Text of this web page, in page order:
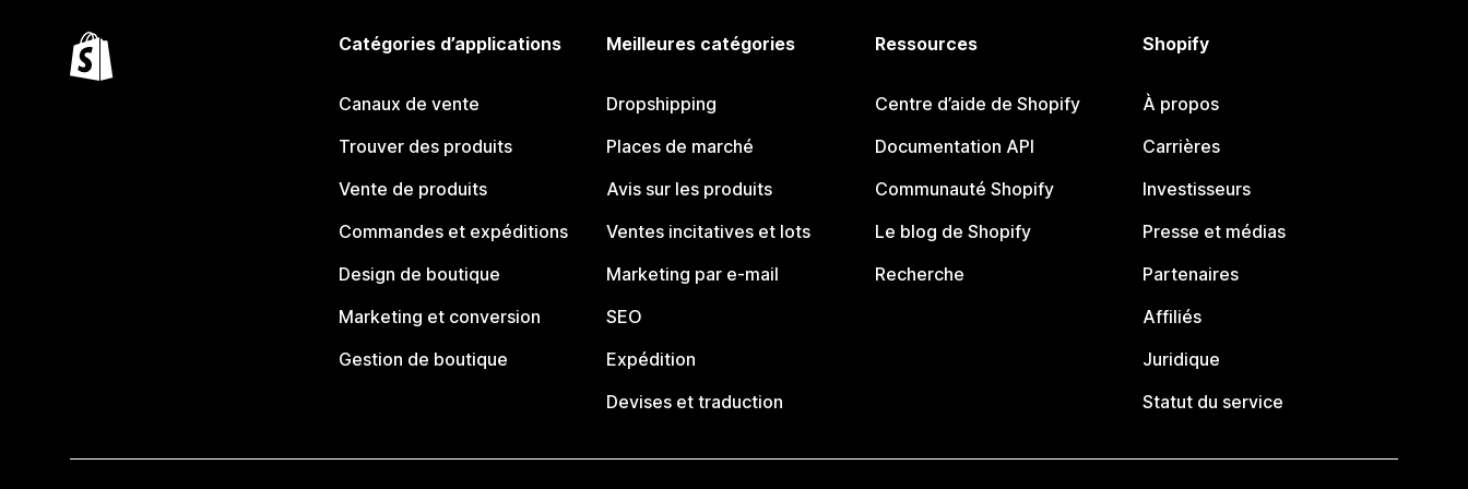
Catégories d’applications
Canaux de vente
Trouver des produits
Vente de produits
Commandes et expéditions
Design de boutique
Marketing et conversion
Gestion de boutique
Meilleures catégories
Dropshipping
Places de marché
Avis sur les produits
Ventes incitatives et lots
Marketing par e-mail
SEO
Expédition
Devises et traduction
Ressources
Centre d’aide de Shopify
Documentation API
Communauté Shopify
Le blog de Shopify
Recherche
Shopify
À propos
Carrières
Investisseurs
Presse et médias
Partenaires
Affiliés
Juridique
Statut du service